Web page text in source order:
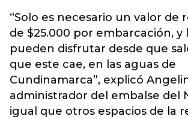
“Solo es necesario un valor de
de $25.000 por embarcación, y
pueden disfrutar desde que
que este cae, en las aguas de
Cundinamarca”, explicó
administrador del embalse del
igual que otros espacios de la